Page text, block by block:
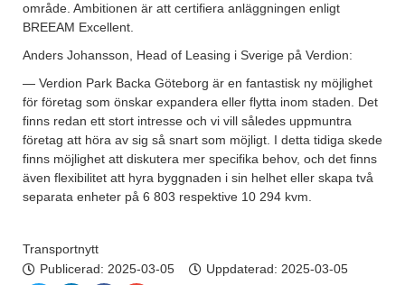
område. Ambitionen är att certifiera anläggningen enligt
BREEAM Excellent.
Anders Johansson, Head of Leasing i Sverige på Verdion:
— Verdion Park Backa Göteborg är en fantastisk ny möjlighet
för företag som önskar expandera eller flytta inom staden. Det
finns redan ett stort intresse och vi vill således uppmuntra
företag att höra av sig så snart som möjligt. I detta tidiga skede
finns möjlighet att diskutera mer specifika behov, och det finns
även flexibilitet att hyra byggnaden i sin helhet eller skapa två
separata enheter på 6 803 respektive 10 294 kvm.
Transportnytt
Publicerad: 2025-03-05 Uppdaterad: 2025-03-05